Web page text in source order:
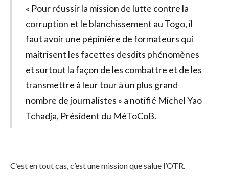
« Pour réussir la mission de lutte contre la
corruption et le blanchissement au Togo, il
faut avoir une pépinière de formateurs qui
maitrisent les facettes desdits phénomènes
et surtout la façon de les combattre et de les
transmettre à leur tour à un plus grand
nombre de journalistes » a notifié Michel Yao
Tchadja, Président du MéToCoB.
C’est en tout cas, c’est une mission que salue l’OTR.